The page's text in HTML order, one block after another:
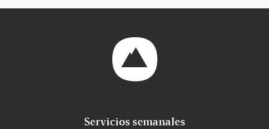
Servicios semanales